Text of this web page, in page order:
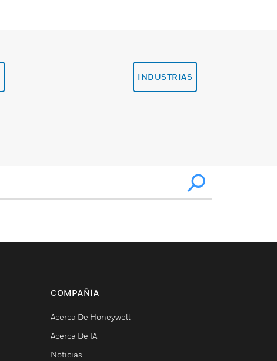
INDUSTRIAS
COMPAÑÍA
Acerca De Honeywell
Acerca De IA
Noticias